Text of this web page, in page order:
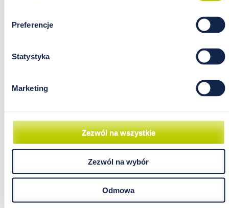
Preferencje
Statystyka
Marketing
Zezwól na wszystkie
Zezwól na wybór
Odmowa